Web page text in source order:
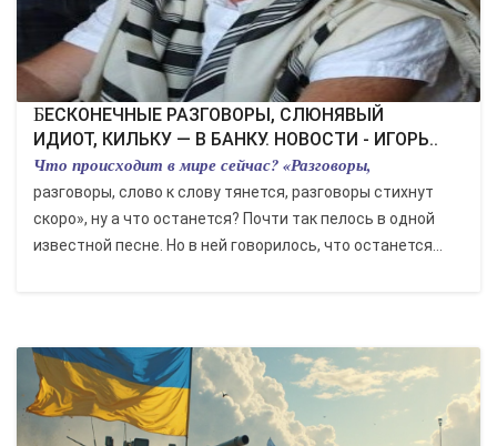
БЕСКОНЕЧНЫЕ РАЗГОВОРЫ, СЛЮНЯВЫЙ
ИДИОТ, КИЛЬКУ — В БАНКУ. НОВОСТИ - ИГОРЬ..
Что происходит в мире сейчас? «Разговоры,
разговоры, слово к слову тянется, разговоры стихнут
скоро», ну а что останется? Почти так пелось в одной
известной песне. Но в ней говорилось, что останется...